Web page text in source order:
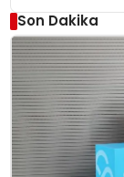
Son Dakika